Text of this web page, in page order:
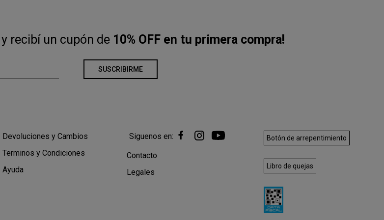
recibí un cupón de 10% OFF en tu primera compra!
SUSCRIBIRME
Devoluciones y Cambios
Terminos y Condiciones
Ayuda
Siguenos en:
Contacto
Legales
Botón de arrepentimiento
Libro de quejas